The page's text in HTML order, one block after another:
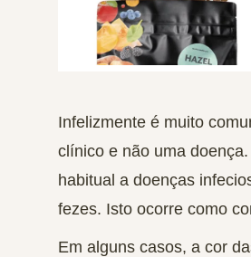
Infelizmente é muito
clínico e não uma doença.
habitual a doenças
fezes. Isto ocorre como
Em alguns casos, a cor